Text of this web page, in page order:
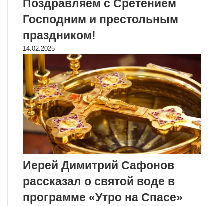
Поздравляем с Сретением
Господним и престольным
праздником!
14.02.2025
Иерей Димитрий Сафонов
рассказал о святой воде в
программе «Утро на Спасе»